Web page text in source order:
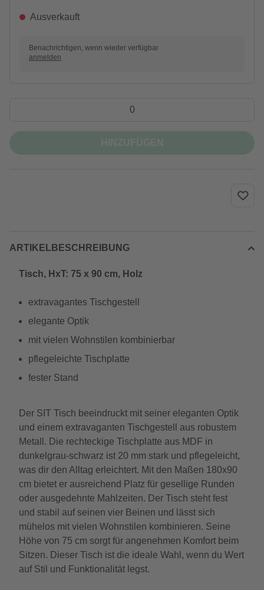
Ausverkauft
Benachrichtigen, wenn wieder verfügbar
anmelden
ARTIKELBESCHREIBUNG
Tisch, HxT: 75 x 90 cm, Holz
extravagantes Tischgestell
elegante Optik
mit vielen Wohnstilen kombinierbar
pflegeleichte Tischplatte
fester Stand
Der SIT Tisch beeindruckt mit seiner eleganten Optik
und einem extravaganten Tischgestell aus robustem
Metall. Die rechteckige Tischplatte aus MDF in
dunkelgrau-schwarz ist 20 mm stark und pflegeleicht,
was dir den Alltag erleichtert. Mit den Maßen 180x90
cm bietet er ausreichend Platz für gesellige Runden
oder ausgedehnte Mahlzeiten. Der Tisch steht fest
und stabil auf seinen vier Beinen und lässt sich
mühelos mit vielen Wohnstilen kombinieren. Seine
Höhe von 75 cm sorgt für angenehmen Komfort beim
Sitzen. Dieser Tisch ist die ideale Wahl, wenn du Wert
auf Stil und Funktionalität legst.